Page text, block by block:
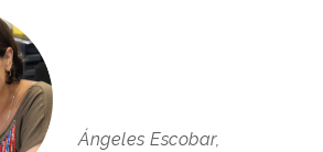
Ángeles Escobar,